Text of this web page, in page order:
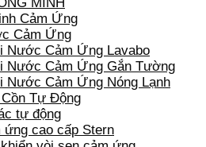
Cảm Ứng
Cảm Ứng
Nước Cảm Ứng Lavabo
Nước Cảm Ứng Gắn Tường
Nước Cảm Ứng Nóng Lạnh
Tự Động
tự động
ứng cao cấp Stern